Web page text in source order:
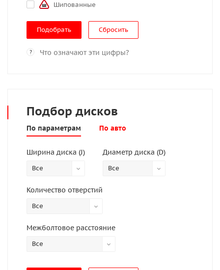
Шипованные
Сбросить
? Что означают эти цифры?
Подбор дисков
По параметрам По авто
Ширина диска (J)
Все
Диаметр диска (D)
Все
Количество отверстий
Все
Межболтовое расстояние
Все